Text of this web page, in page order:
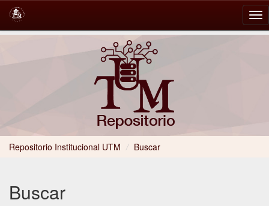
Repositorio Institucional UTM / Buscar
Buscar